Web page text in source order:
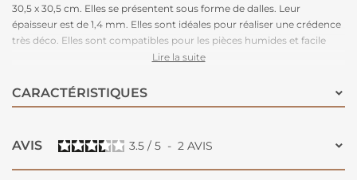
30,5 x 30,5 cm. Elles se présentent sous forme de dalles. Leur
épaisseur est de 1,4 mm. Elles sont idéales pour réaliser une crédence
très déco. Elles sont compatibles pour les pièces humides et facile
d'entretien. Nettoyage avec une éponge humide à l’eau savonneuse.
Lire la suite
CARACTÉRISTIQUES
AVIS 3.5 / 5 - 2 AVIS